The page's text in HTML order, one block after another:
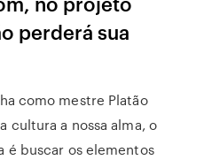
perderá sua
como mestre Platão
cultura a nossa alma, o
é buscar os elementos